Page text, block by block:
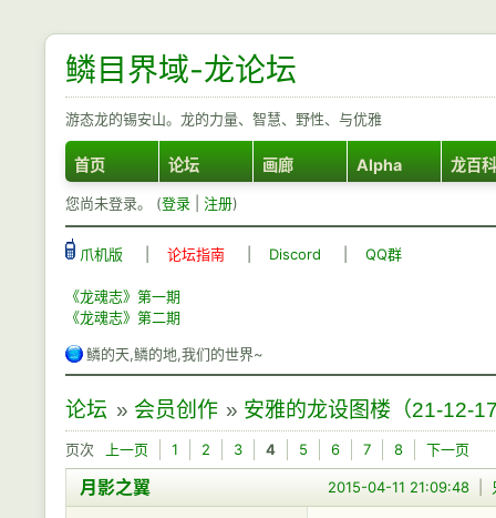
鳞目界域-龙论坛
游态龙的锡安山。龙的力量、智慧、野性、与优雅
首页 论坛 画廊 Alpha 龙百科
您尚未登录。 (登录 注册)
爪机版 论坛指南 Discord QQ群
《龙魂志》第一期
《龙魂志》第二期
鳞的天,鳞的地,我们的世界~
论坛 » 会员创作 » 安雅的龙设图楼（21-12-
页次 上一页 1 2 3 4 5 6 7 8 下一页
2015-04-11 21:09:48
月影之翼